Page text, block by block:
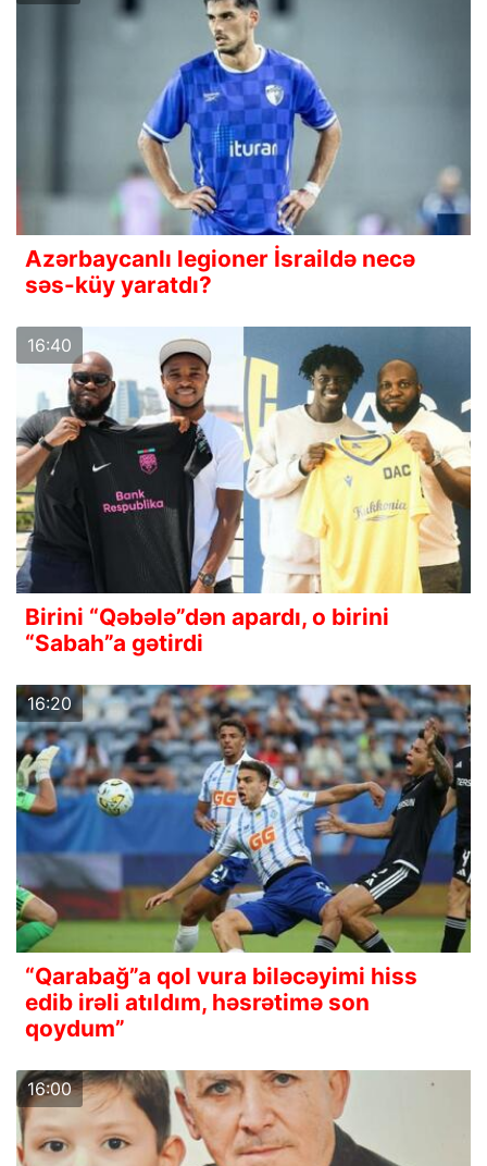
Azərbaycanlı legioner İsraildə necə
səs-küy yaratdı?
16:40
Birini “Qəbələ”dən apardı, o birini
“Sabah”a gətirdi
16:20
“Qarabağ”a qol vura biləcəyimi hiss
edib irəli atıldım, həsrətimə son
qoydum”
16:00